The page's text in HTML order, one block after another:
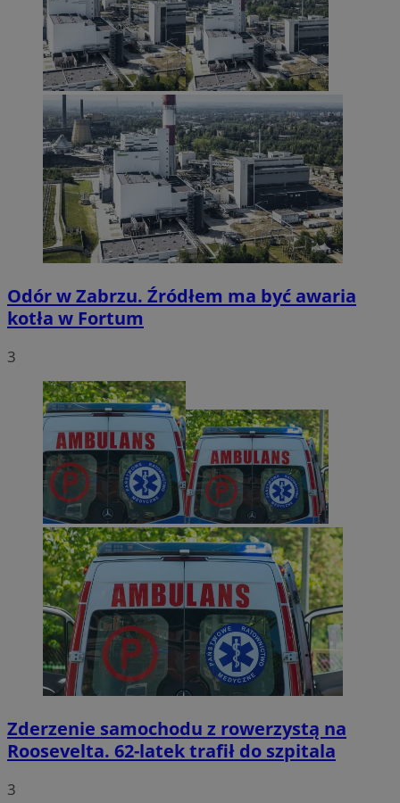
Odór w Zabrzu. Źródłem ma być awaria
kotła w Fortum
3
Zderzenie samochodu z rowerzystą na
Roosevelta. 62-latek trafił do szpitala
3